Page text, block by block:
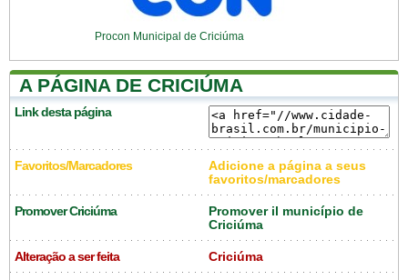
Procon Municipal de Criciúma
A PÁGINA DE CRICIÚMA
Link desta página
Favoritos/Marcadores
Adicione a página a seus
favoritos/marcadores
Promover Criciúma
Promover il município de
Criciúma
Alteração a ser feita Criciúma